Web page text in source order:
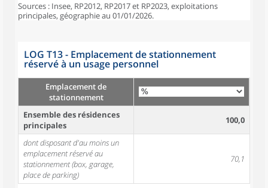
Sources : Insee, RP2012, RP2017 et RP2023, exploitations
principales, géographie au 01/01/2026.
LOG T13 - Emplacement de stationnement
réservé à un usage personnel
Emplacement de
stationnement
Ensemble des résidences
principales
100,0
dont disposant d'au moins un
emplacement réservé au
stationnement (box, garage,
place de parking)
70,1